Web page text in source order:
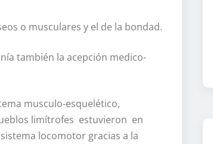
o musculares y el de la bondad.
también la acepción medico-
musculo-esquelético,
limítrofes estuvieron en
locomotor gracias a la